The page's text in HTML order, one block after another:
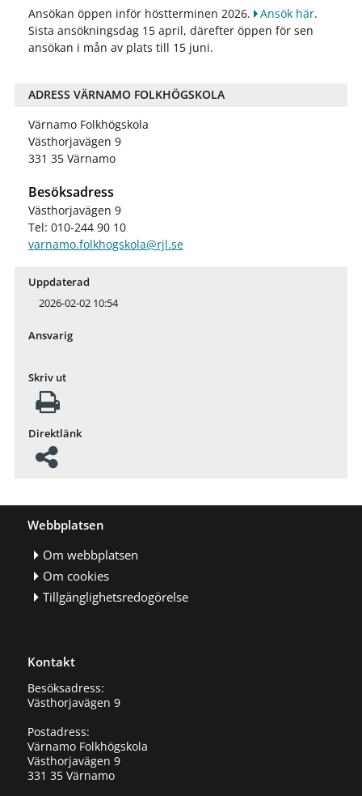
Ansökan öppen inför höstterminen 2026.
Ansök här.
Sista ansökningsdag 15 april, därefter öppen för sen
ansökan i mån av plats till 15 juni.
ADRESS VÄRNAMO FOLKHÖGSKOLA
Värnamo Folkhögskola
Västhorjavägen 9
331 35 Värnamo
Besöksadress
Västhorjavägen 9
Tel: 010-244 90 10
varnamo.folkhogskola@rjl.se
Uppdaterad
2026-02-02 10:54
Ansvarig
Skriv ut
Direktlänk
Webbplatsen
Om webbplatsen
Om cookies
Tillgänglighetsredogörelse
Kontakt
Besöksadress:
Västhorjavägen 9
Postadress:
Värnamo Folkhögskola
Västhorjavägen 9
331 35 Värnamo